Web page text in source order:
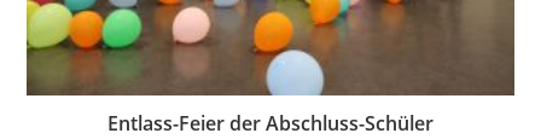
Entlass-Feier der Abschluss-Schüler